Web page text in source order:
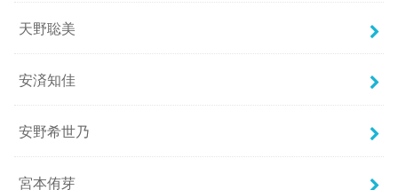
天野聡美
安済知佳
安野希世乃
宮本侑芽